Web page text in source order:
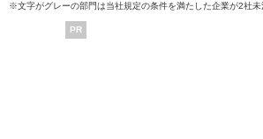
※文字がグレーの部門は当社規定の条件を満たした企業が2社未
PR